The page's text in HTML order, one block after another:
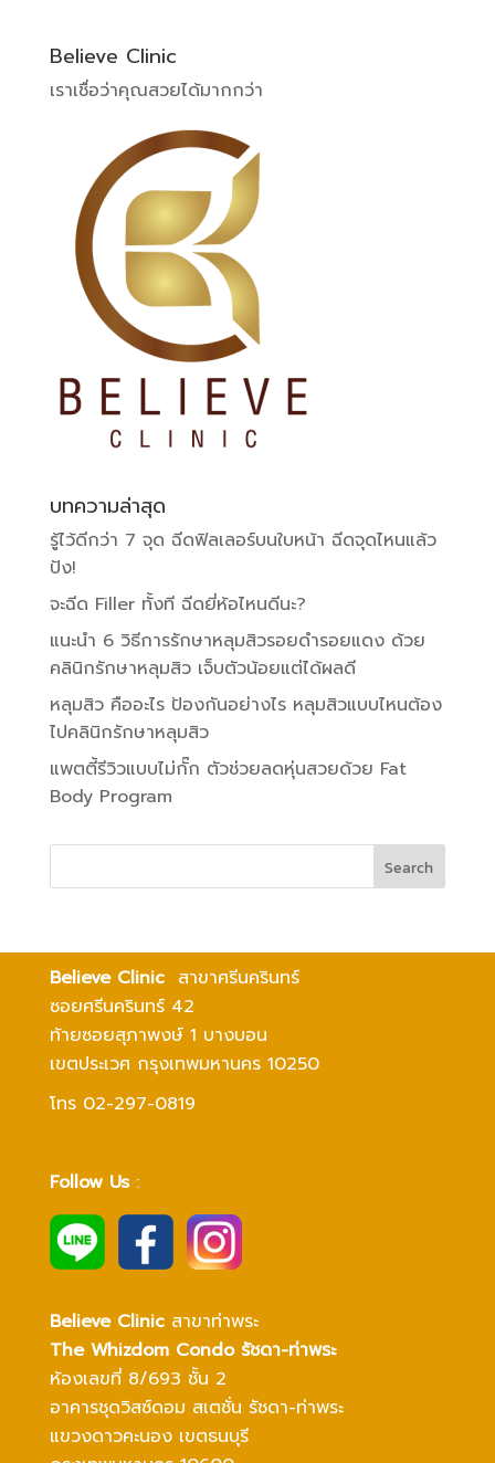
Believe Clinic
เราเชื่อว่าคุณสวยได้มากกว่า
บทความล่าสุด
รู้ไว้ดีกว่า 7 จุด ฉีดฟิลเลอร์บนใบหน้า ฉีดจุดไหนแล้ว
ปัง!
จะฉีด Filler ทั้งที ฉีดยี่ห้อไหนดีนะ?
แนะนำ 6 วิธีการรักษาหลุมสิวรอยดำรอยแดง ด้วย
คลินิกรักษาหลุมสิว เจ็บตัวน้อยแต่ได้ผลดี
หลุมสิว คืออะไร ป้องกันอย่างไร หลุมสิวแบบไหนต้อง
ไปคลินิกรักษาหลุมสิว
แพตตี้รีวิวแบบไม่กั๊ก ตัวช่วยลดหุ่นสวยด้วย Fat
Body Program
Believe Clinic สาขาศรีนครินทร์
ซอยศรีนครินทร์ 42
ท้ายซอยสุภาพงษ์ 1 บางบอน
เขตประเวศ กรุงเทพมหานคร 10250
โทร 02-297-0819
Follow Us:
Believe Clinicสาขาท่าพระ
The Whizdom Condo รัชดา-ท่าพระ
ห้องเลขที่ 8/693 ชั้น 2
อาคารชุดวิสซ์ดอม สเตชั่น รัชดา-ท่าพระ
แขวงดาวคะนอง เขตธนบุรี